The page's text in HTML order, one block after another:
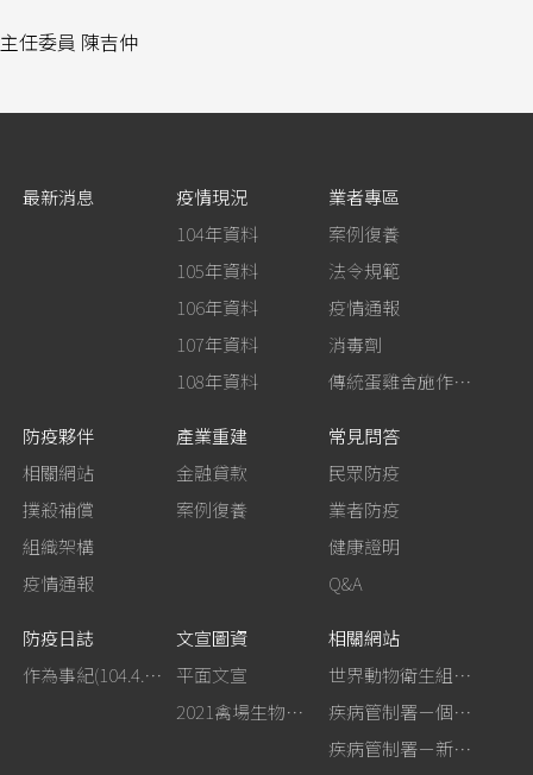
主任委員 陳吉仲
最新消息
疫情現況
104年資料
105年資料
106年資料
107年資料
108年資料
業者專區
案例復養
法令規範
疫情通報
消毒劑
傳統蛋雞舍施作生石灰消毒
防疫夥伴
相關網站
撲殺補償
組織架構
疫情通報
產業重建
金融貸款
案例復養
常見問答
民眾防疫
業者防疫
健康證明
Q&A
防疫日誌
作為事紀(104.4.13行政院新聞傳播處彙整)
文宣圖資
平面文宣
2021禽場生物安全手冊
相關網站
世界動物衛生組織－禽流感網站
疾病管制署－個人防護裝備使用建議
疾病管制署－新型A型流感專區